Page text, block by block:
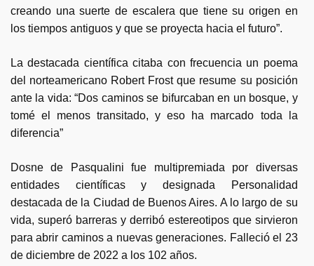
creando una suerte de escalera que tiene su origen en
los tiempos antiguos y que se proyecta hacia el futuro”.
La destacada científica citaba con frecuencia un poema
del norteamericano Robert Frost que resume su posición
ante la vida: “Dos caminos se bifurcaban en un bosque, y
tomé el menos transitado, y eso ha marcado toda la
diferencia”
Dosne de Pasqualini fue multipremiada por diversas
entidades científicas y designada Personalidad
destacada de la Ciudad de Buenos Aires. A lo largo de su
vida, superó barreras y derribó estereotipos que sirvieron
para abrir caminos a nuevas generaciones. Falleció el 23
de diciembre de 2022 a los 102 años.